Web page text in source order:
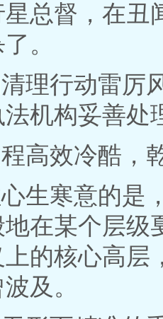
总督，在丑
。
理行动雷厉
机构妥善处
高效冷酷，
生寒意的是
在某个层级
的核心高层
及。